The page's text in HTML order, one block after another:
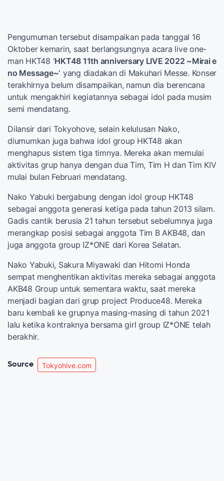
Pengumuman tersebut disampaikan pada tanggal 16
Oktober kemarin, saat berlangsungnya acara live one-
man HKT48 'HKT48 11th anniversary LIVE 2022 ~Mirai e
no Message~' yang diadakan di Makuhari Messe. Konser
terakhirnya belum disampaikan, namun dia berencana
untuk mengakhiri kegiatannya sebagai idol pada musim
semi mendatang.
Dilansir dari Tokyohove, selain kelulusan Nako,
diumumkan juga bahwa idol group HKT48 akan
menghapus sistem tiga timnya. Mereka akan memulai
aktivitas grup hanya dengan dua Tim, Tim H dan Tim KIV
mulai bulan Februari mendatang.
Nako Yabuki bergabung dengan idol group HKT48
sebagai anggota generasi ketiga pada tahun 2013 silam.
Gadis cantik berusia 21 tahun tersebut sebelumnya juga
merangkap posisi sebagai anggota Tim B AKB48, dan
juga anggota group IZ*ONE dari Korea Selatan.
Nako Yabuki, Sakura Miyawaki dan Hitomi Honda
sempat menghentikan aktivitas mereka sebagai anggota
AKB48 Group untuk sementara waktu, saat mereka
menjadi bagian dari grup project Produce48. Mereka
baru kembali ke grupnya masing-masing di tahun 2021
lalu ketika kontraknya bersama girl group IZ*ONE telah
berakhir.
Source Tokyohive.com